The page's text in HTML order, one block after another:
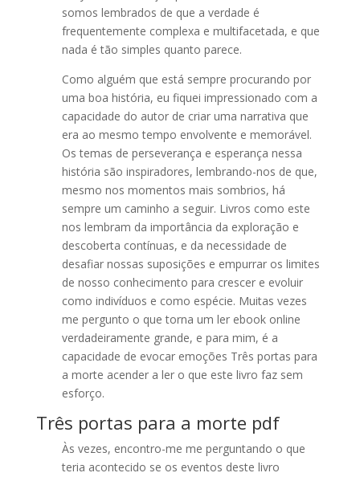
somos lembrados de que a verdade é
frequentemente complexa e multifacetada, e que
nada é tão simples quanto parece.
Como alguém que está sempre procurando por
uma boa história, eu fiquei impressionado com a
capacidade do autor de criar uma narrativa que
era ao mesmo tempo envolvente e memorável.
Os temas de perseverança e esperança nessa
história são inspiradores, lembrando-nos de que,
mesmo nos momentos mais sombrios, há
sempre um caminho a seguir. Livros como este
nos lembram da importância da exploração e
descoberta contínuas, e da necessidade de
desafiar nossas suposições e empurrar os limites
de nosso conhecimento para crescer e evoluir
como indivíduos e como espécie. Muitas vezes
me pergunto o que torna um ler ebook online
verdadeiramente grande, e para mim, é a
capacidade de evocar emoções Três portas para
a morte acender a ler o que este livro faz sem
esforço.
Três portas para a morte pdf
Às vezes, encontro-me me perguntando o que
teria acontecido se os eventos deste livro